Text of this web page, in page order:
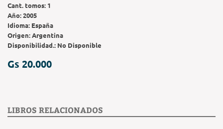
Cant. tomos: 1
Año:2005
Idioma: España
Origen:Argentina
Disponibilidad.: No Disponible
Gs 20.000
LIBROS RELACIONADOS